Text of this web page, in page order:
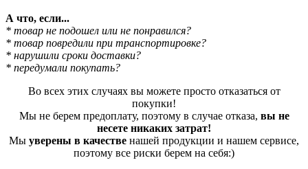
А что, если...
* товар не подошел или не понравился?
* товар повредили при транспортировке?
* нарушили сроки доставки?
* передумали покупать?
Во всех этих случаях вы можете просто отказаться от
покупки!
Мы не берем предоплату, поэтому в случае отказа, вы не
несете никаких затрат!
Мы уверены в качестве нашей продукции и нашем сервисе,
поэтому все риски берем на себя:)